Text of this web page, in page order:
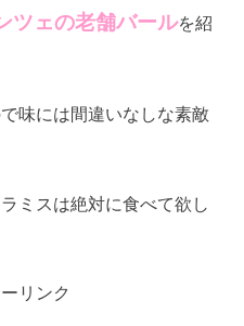
ツェの老舗バールを紹
味には間違いなしな素敵
ミスは絶対に食べて欲し
リンク